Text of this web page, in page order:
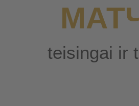
teisingai ir